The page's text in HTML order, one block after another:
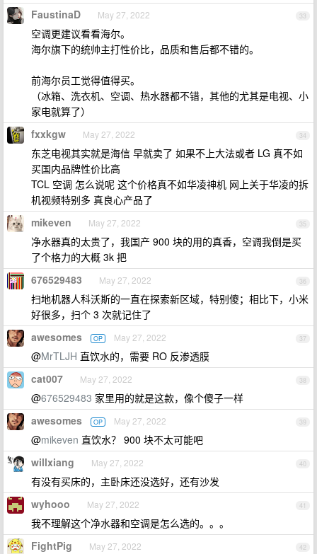
33
FaustinaD May 27, 2022
空调更建议看看海尔。
海尔旗下的统帅主打性价比，品质和售后都不错的。
前海尔员工觉得值得买。
（冰箱、洗衣机、空调、热水器都不错，其他的尤其是电视、小
家电就算了）
34
fxxkgw May 27, 2022
东芝电视其实就是海信 早就卖了 如果不上大法或者 LG 真不如
买国内品牌性价比高
TCL 空调 怎么说呢 这个价格真不如华凌神机 网上关于华凌的拆
机视频特别多 真良心产品了
35
mikeven May 27, 2022
净水器真的太贵了，我国产 900 块的用的真香，空调我倒是买
了个格力的大概 3k 把
36
676529483 May 27, 2022
扫地机器人科沃斯的一直在探索新区域，特别傻；相比下，小米
好很多，扫个 3 次就记住了
37
awesomes OP May 27, 2022
@MrTLJH 直饮水的，需要 RO 反渗透膜
38
cat007 May 27, 2022
@676529483 家里用的就是这款，像个傻子一样
39
awesomes OP May 27, 2022
@mikeven 直饮水？ 900 块不太可能吧
40
willxiang May 27, 2022
有没有买床的，主卧床还没选好，还有沙发
41
wyhooo May 27, 2022
我不理解这个净水器和空调是怎么选的。。。
42
FightPig May 27, 2022